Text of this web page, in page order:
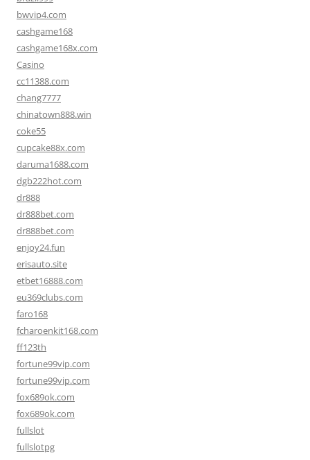
bwvip4.com
cashgame168
cashgame168x.com
Casino
cc11388.com
chang7777
chinatown888.win
coke55
cupcake88x.com
daruma1688.com
dgb222hot.com
dr888
dr888bet.com
dr888bet.com
enjoy24.fun
erisauto.site
etbet16888.com
eu369clubs.com
faro168
fcharoenkit168.com
ff123th
fortune99vip.com
fortune99vip.com
fox689ok.com
fox689ok.com
fullslot
fullslotpg